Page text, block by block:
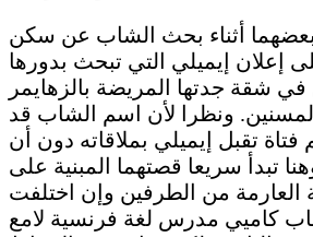
أثناء بحث الشاب عن سكن
إعلان إيميلي التي تبحث بدورها
شقة جدتها المريضة بالزهايمر
ونظرا لأن اسم الشاب قد
تقبل إيميلي بملاقاته دون أن
تبدأ سريعا قصتهما المبنية على
العارمة من الطرفين وإن اختلفت
كاميي مدرس لغة فرنسية لامع